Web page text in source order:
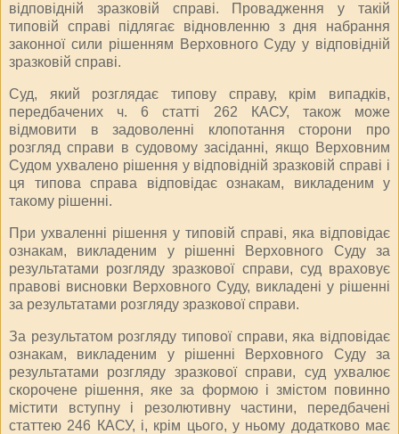
відповідній зразковій справі. Провадження у такій
типовій справі підлягає відновленню з дня набрання
законної сили рішенням Верховного Суду у відповідній
зразковій справі.
Суд, який розглядає типову справу, крім випадків,
передбачених ч. 6 статті 262 КАСУ, також може
відмовити в задоволенні клопотання сторони про
розгляд справи в судовому засіданні, якщо Верховним
Судом ухвалено рішення у відповідній зразковій справі і
ця типова справа відповідає ознакам, викладеним у
такому рішенні.
При ухваленні рішення у типовій справі, яка відповідає
ознакам, викладеним у рішенні Верховного Суду за
результатами розгляду зразкової справи, суд враховує
правові висновки Верховного Суду, викладені у рішенні
за результатами розгляду зразкової справи.
За результатом розгляду типової справи, яка відповідає
ознакам, викладеним у рішенні Верховного Суду за
результатами розгляду зразкової справи, суд ухвалює
скорочене рішення, яке за формою і змістом повинно
містити вступну і резолютивну частини, передбачені
статтею 246 КАСУ, і, крім цього, у ньому додатково має